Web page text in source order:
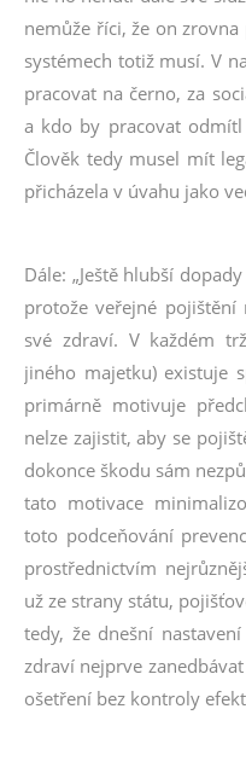
nemůže říci, že on
systémech totiž musí. V
pracovat na černo, za
a kdo by pracovat
Člověk tedy musel mít
přicházela v úvahu jako
Dále: „Ještě hlubší
protože veřejné
své zdraví. V každém
jiného majetku) existuje
primárně motivuje
nelze zajistit, aby se
dokonce škodu sám
tato motivace
toto podceňování
prostřednictvím
už ze strany státu,
tedy, že dnešní
zdraví nejprve
ošetření bez kontroly